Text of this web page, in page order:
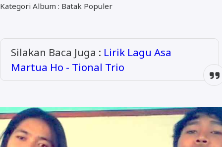
Kategori Album : Batak Populer
Silakan Baca Juga : Lirik Lagu Asa
Martua Ho - Tional Trio